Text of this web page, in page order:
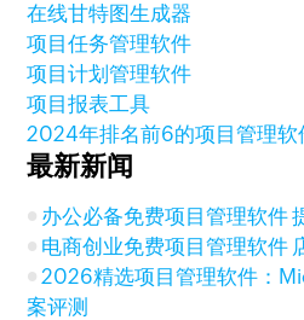
在线甘特图生成器
项目任务管理软件
项目计划管理软件
项目报表工具
2024年排名前6的项目管理软
最新新闻
办公必备免费项目管理软件
电商创业免费项目管理软件
2026精选项目管理软件：
案评测